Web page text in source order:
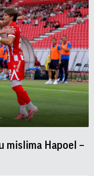
mislima Hapoel –